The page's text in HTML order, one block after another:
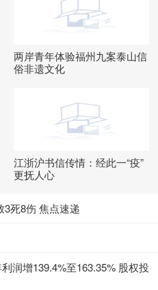
两岸青年体验福州九案泰山信
俗非遗文化
江浙沪书信传情：经此一“疫”
更抚人心
3死8伤 焦点速递
润增139.4%至163.35% 股权投